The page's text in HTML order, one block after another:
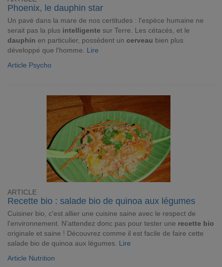
Phoenix, le dauphin star
Un pavé dans la mare de nos certitudes : l'espèce humaine ne
serait pas la plus intelligente sur Terre. Les cétacés, et le
dauphin en particulier, possèdent un cerveau bien plus
développé que l'homme. Lire
Article Psycho
ARTICLE
Recette bio : salade bio de quinoa aux légumes
Cuisiner bio, c'est allier une cuisine saine avec le respect de
l'environnement. N'attendez donc pas pour tester une recette bio
originale et saine ! Découvrez comme il est facile de faire cette
salade bio de quinoa aux légumes. Lire
Article Nutrition